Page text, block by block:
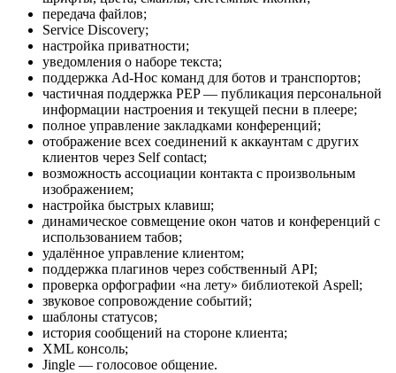
передача файлов;
Service Discovery;
настройка приватности;
уведомления о наборе текста;
поддержка Ad-Hoc команд для ботов и транспортов;
частичная поддержка PEP — публикация персональной
информации настроения и текущей песни в плеере;
полное управление закладками конференций;
отображение всех соединений к аккаунтам с других
клиентов через Self contact;
возможность ассоциации контакта с произвольным
изображением;
настройка быстрых клавиш;
динамическое совмещение окон чатов и конференций с
использованием табов;
удалённое управление клиентом;
поддержка плагинов через собственный API;
проверка орфографии «на лету» библиотекой Aspell;
звуковое сопровождение событий;
шаблоны статусов;
история сообщений на стороне клиента;
XML консоль;
Jingle — голосовое общение.